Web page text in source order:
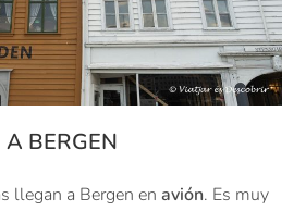
BERGEN
llegan a Bergen enavión. Es muy